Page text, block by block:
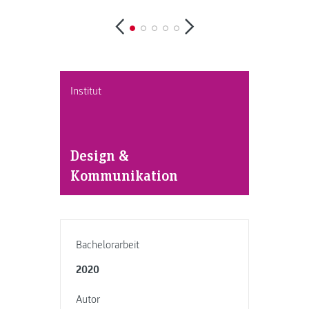
Institut
Design &
Kommunikation
Bachelorarbeit
2020
Autor